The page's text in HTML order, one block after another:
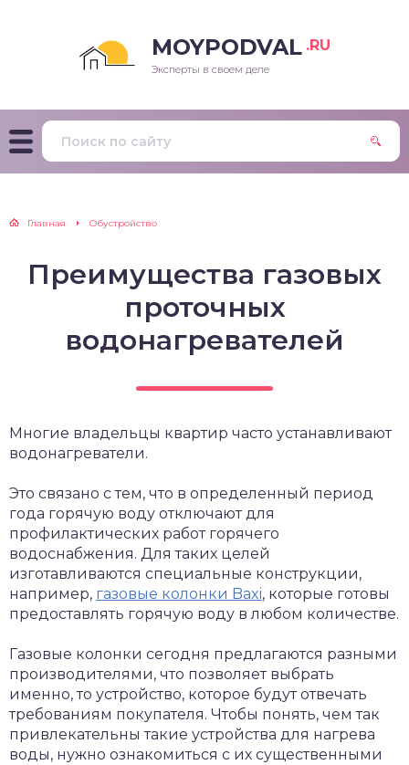
MOYPODVAL .RU
Эксперты в своем деле
Главная Обустройство
Преимущества газовых
проточных
водонагревателей
Многие владельцы квартир часто устанавливают
водонагреватели.
Это связано с тем, что в определенный период
года горячую воду отключают для
профилактических работ горячего
водоснабжения. Для таких целей
изготавливаются специальные конструкции,
например, газовые колонки Baxi, которые готовы
предоставлять горячую воду в любом количестве.
Газовые колонки сегодня предлагаются разными
производителями, что позволяет выбрать
именно, то устройство, которое будут отвечать
требованиям покупателя. Чтобы понять, чем так
привлекательны такие устройства для нагрева
воды, нужно ознакомиться с их существенными